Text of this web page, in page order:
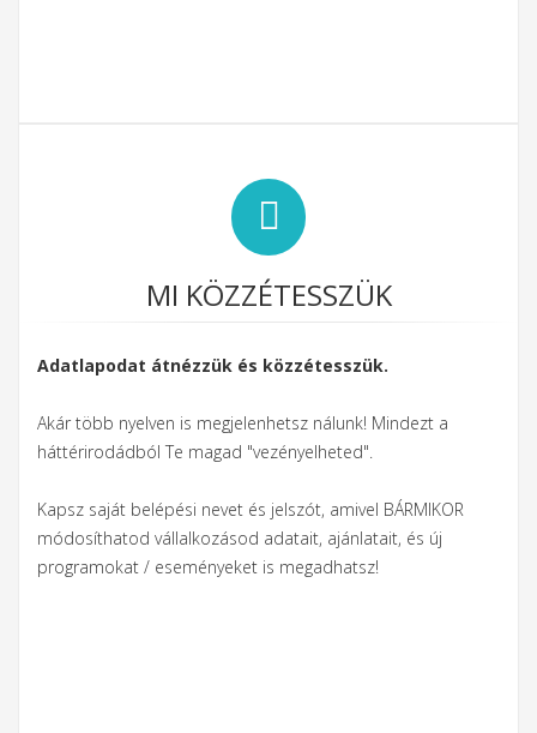
MI KÖZZÉTESSZÜK
Adatlapodat átnézzük és közzétesszük.
Akár több nyelven is megjelenhetsz nálunk! Mindezt a
háttérirodádból Te magad "vezényelheted".
Kapsz saját belépési nevet és jelszót, amivel BÁRMIKOR
módosíthatod vállalkozásod adatait, ajánlatait, és új
programokat / eseményeket is megadhatsz!